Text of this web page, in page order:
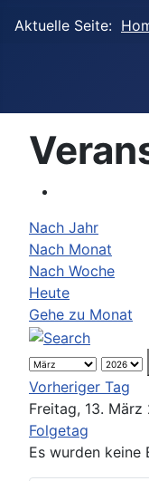
Aktuelle Seite:
Nach Jahr
Nach Monat
Nach Woche
Heute
Gehe zu Monat
Vorheriger Tag
Freitag, 13. März
Folgetag
Es wurden keine